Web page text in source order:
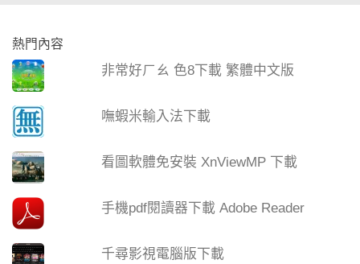
熱門內容
非常好ㄏㄠ 色8下載 繁體中文版
嘸蝦米輸入法下載
看圖軟體免安裝 XnViewMP 下載
手機pdf閱讀器下載 Adobe Reader
千尋影視電腦版下載